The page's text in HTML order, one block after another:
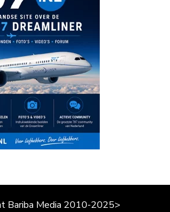
Bariba Media 2010-2025>